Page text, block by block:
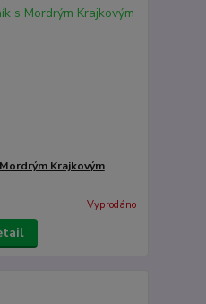
Krajkovým
Vyprodáno